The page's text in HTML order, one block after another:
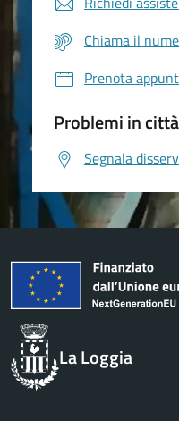
Chiama il
Prenota
Problemi in città
Segnala
La Loggia